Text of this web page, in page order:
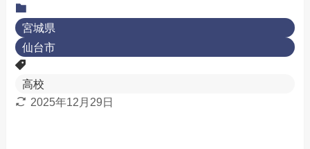
宮城県
仙台市
高校
2025年12月29日